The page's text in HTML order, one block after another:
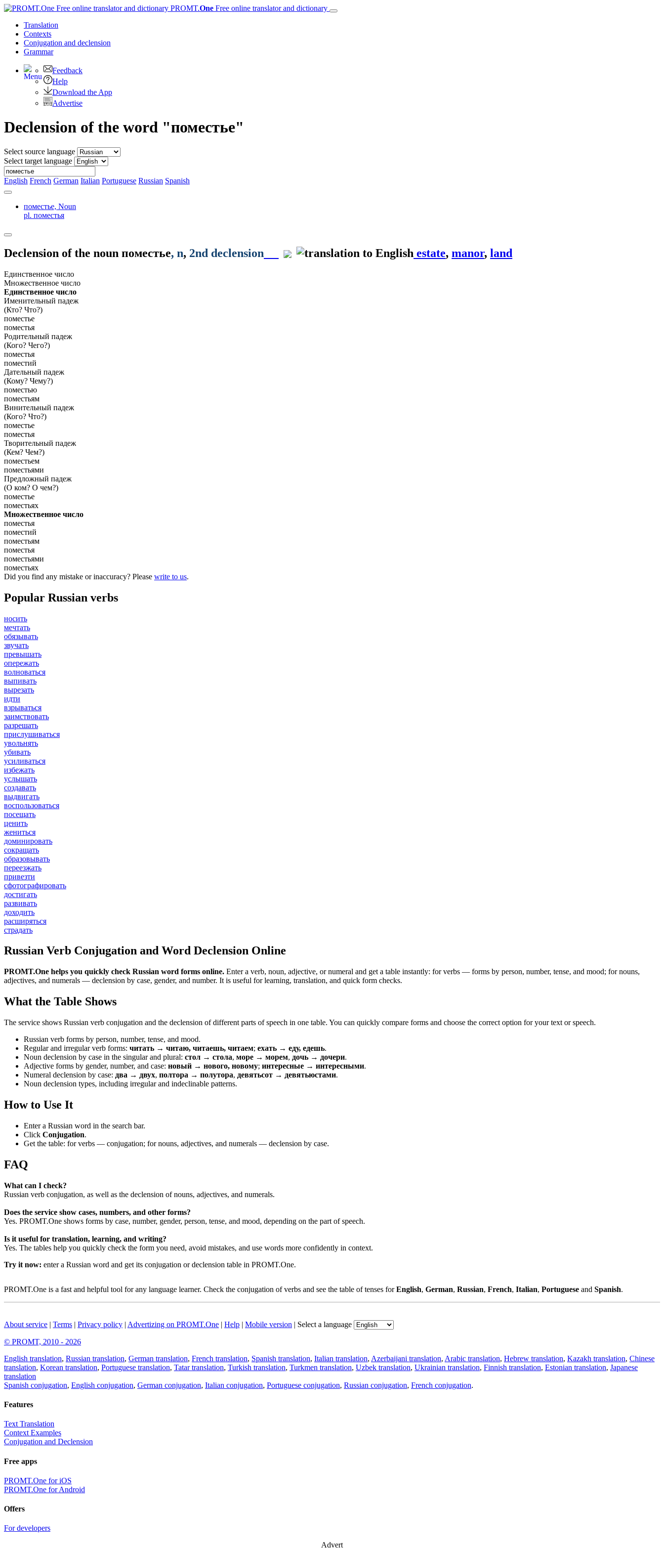
PROMT.One Free online translator and dictionary
Translation
Contexts
Conjugation and declension
Grammar
Feedback
Help
Download the App
Advertise
Declension of the word "поместье"
Select source language
Select target language
English French German Italian Portuguese Russian Spanish
поместье, Noun
pl. поместья
Declension of the noun поместье, n, 2nd declension estate, manor, land
Единственное число
Множественное число
Единственное число
Именительный падеж
(Кто? Что?)
поместье
поместья
Родительный падеж
(Кого? Чего?)
поместья
поместий
Дательный падеж
(Кому? Чему?)
поместью
поместьям
Винительный падеж
(Кого? Что?)
поместье
поместья
Творительный падеж
(Кем? Чем?)
поместьем
поместьями
Предложный падеж
(О ком? О чем?)
поместье
поместьях
Множественное число
поместья
поместий
поместьям
поместья
поместьями
поместьях
Did you find any mistake or inaccuracy? Please write to us.
Popular Russian verbs
носить
мечтать
обязывать
звучать
превышать
опережать
волноваться
выпивать
вырезать
идти
взрываться
заимствовать
разрешать
прислушиваться
увольнять
убивать
усиливаться
избежать
услышать
создавать
выдвигать
воспользоваться
посещать
ценить
жениться
доминировать
сокращать
образовывать
переезжать
привезти
сфотографировать
достигать
развивать
доходить
расширяться
страдать
Russian Verb Conjugation and Word Declension Online
PROMT.One helps you quickly check Russian word forms online. Enter a verb, noun, adjective, or numeral and get a table instantly: for verbs — forms by person, number, tense, and mood; for nouns,
adjectives, and numerals — declension by case, gender, and number. It is useful for learning, translation, and quick form checks.
What the Table Shows
The service shows Russian verb conjugation and the declension of different parts of speech in one table. You can quickly compare forms and choose the correct option for your text or speech.
Russian verb forms by person, number, tense, and mood.
Regular and irregular verb forms: читать → читаю, читаешь, читаем; ехать → еду, едешь.
Noun declension by case in the singular and plural: стол → стола, море → морем, дочь → дочери.
Adjective forms by gender, number, and case: новый → нового, новому; интересные → интересными.
Numeral declension by case: два → двух, полтора → полутора, девятьсот → девятьюстами.
Noun declension types, including irregular and indeclinable patterns.
How to Use It
Enter a Russian word in the search bar.
Click Conjugation.
Get the table: for verbs — conjugation; for nouns, adjectives, and numerals — declension by case.
FAQ
What can I check?
Russian verb conjugation, as well as the declension of nouns, adjectives, and numerals.
Does the service show cases, numbers, and other forms?
Yes. PROMT.One shows forms by case, number, gender, person, tense, and mood, depending on the part of speech.
Is it useful for translation, learning, and writing?
Yes. The tables help you quickly check the form you need, avoid mistakes, and use words more confidently in context.
Try it now: enter a Russian word and get its conjugation or declension table in PROMT.One.
PROMT.One is a fast and helpful tool for any language learner. Check the conjugation of verbs and see the table of tenses forEnglish, German, Russian, French, Italian, Portuguese and Spanish.
About service | Terms | Privacy policy | Advertizing on PROMT.One | Help | Mobile version | Select a language
© PROMT, 2010 - 2026
English translation, Russian translation, German translation, French translation, Spanish translation, Italian translation, Azerbaijani translation, Arabic translation, Hebrew translation, Kazakh translation, Chinese
translation, Korean translation, Portuguese translation, Tatar translation, Turkish translation, Turkmen translation, Uzbek translation, Ukrainian translation, Finnish translation, Estonian translation, Japanese
translation
Spanish conjugation, English conjugation, German conjugation, Italian conjugation, Portuguese conjugation, Russian conjugation, French conjugation.
Features
Text Translation
Context Examples
Conjugation and Declension
Free apps
PROMT.One for iOS
PROMT.One for Android
Offers
For developers
Advert